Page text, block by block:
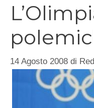
14 Agosto 2008 di